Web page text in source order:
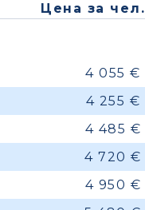
Цена за чел.
4 055 €
4 255 €
4 485 €
4 720 €
4 950 €